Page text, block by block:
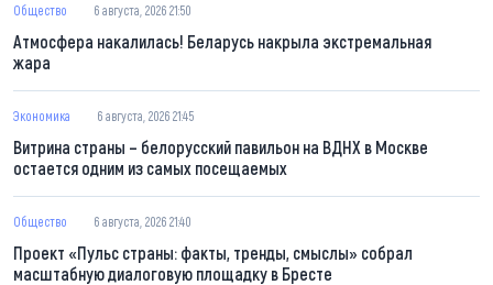
Общество 6 августа, 2026 21:50
Атмосфера накалилась! Беларусь накрыла экстремальная
жара
Экономика 6 августа, 2026 21:45
Витрина страны – белорусский павильон на ВДНХ в Москве
остается одним из самых посещаемых
Общество 6 августа, 2026 21:40
Проект «Пульс страны: факты, тренды, смыслы» собрал
масштабную диалоговую площадку в Бресте